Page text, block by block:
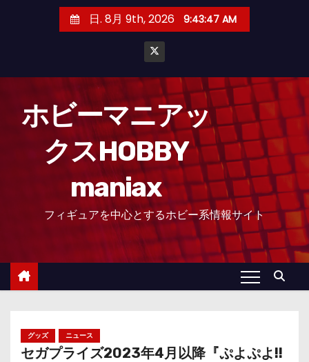
日. 8月 9th, 2026 9:43:48 AM
ホビーマニアッ
クスHOBBY
maniax
フィギュアを中心とするホビー系情報サイト
グッズ ニュース
セガプライズ2023年4月以降『ぷよぷよ!!